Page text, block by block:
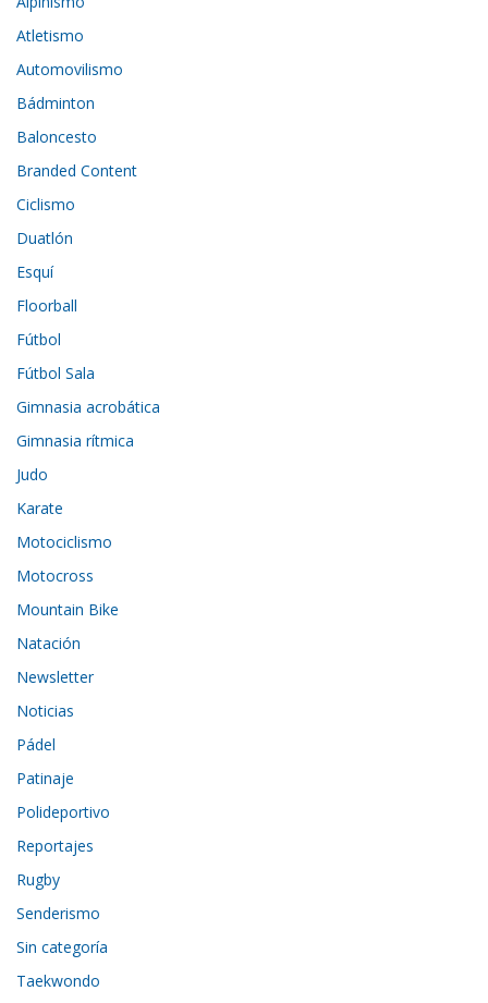
Atletismo
Automovilismo
Bádminton
Baloncesto
Branded Content
Ciclismo
Duatlón
Esquí
Floorball
Fútbol
Fútbol Sala
Gimnasia acrobática
Gimnasia rítmica
Judo
Karate
Motociclismo
Motocross
Mountain Bike
Natación
Newsletter
Noticias
Pádel
Patinaje
Polideportivo
Reportajes
Rugby
Senderismo
Sin categoría
Taekwondo